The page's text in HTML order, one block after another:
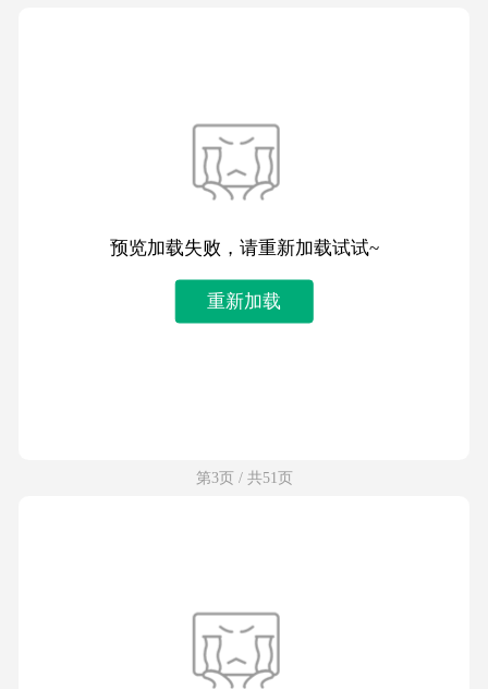
预览加载失败，请重新加载试试~
重新加载
第3页 / 共51页